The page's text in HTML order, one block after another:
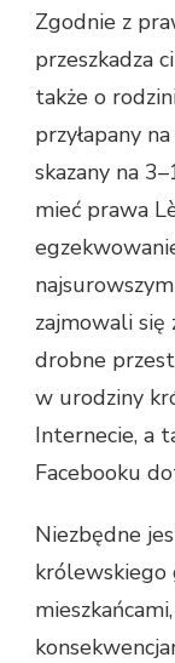
Zgodnie z
przeszkadza
także o
przyłapany
skazany na
mieć prawa
zajmowali się
drobne
w urodziny
Internecie, a
Facebooku
Niezbędne